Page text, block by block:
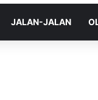
JALAN-JALAN